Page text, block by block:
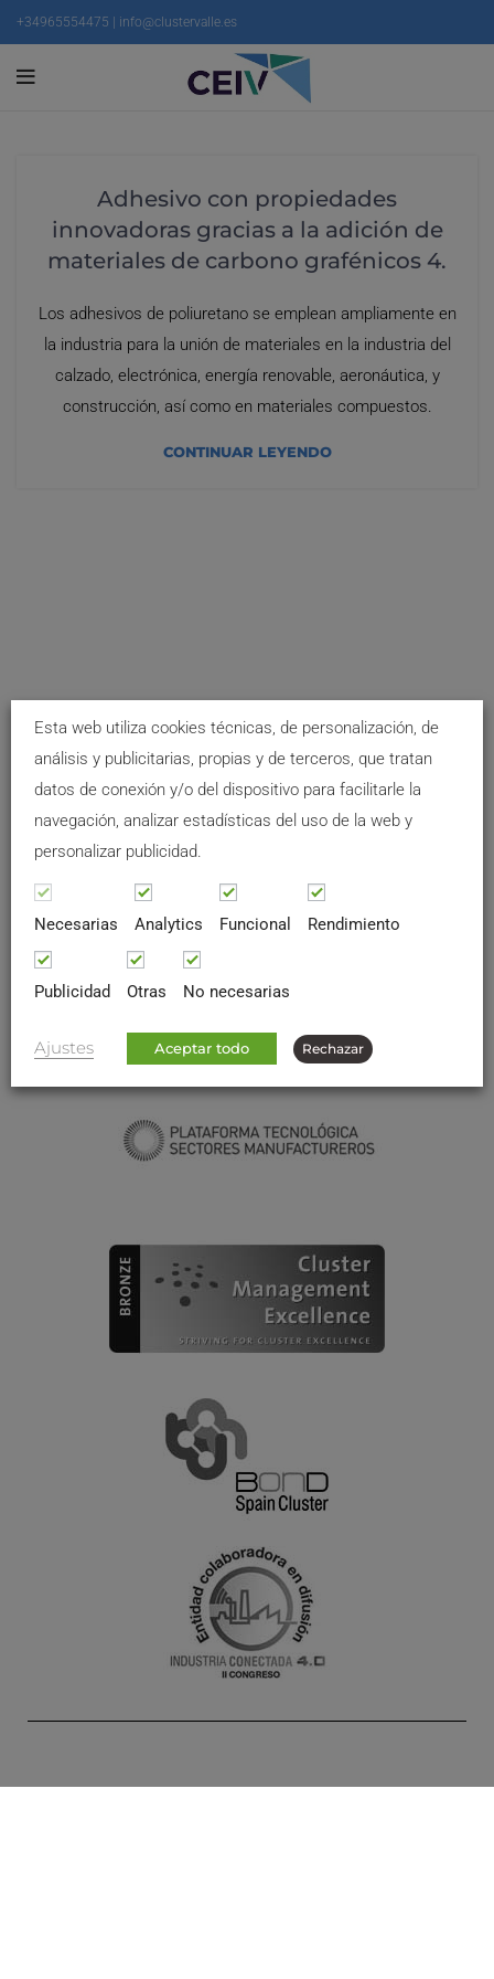
+34965554475 | info@clustervalle.es
Adhesivo con propiedades
innovadoras gracias a la adición de
materiales de carbono grafénicos 4.
Los adhesivos de poliuretano se emplean ampliamente en
la industria para la unión de materiales en la industria del
calzado, electrónica, energía renovable, aeronáutica, y
construcción, así como en materiales compuestos.
CONTINUAR LEYENDO
Esta web utiliza cookies técnicas, de personalización, de
análisis y publicitarias, propias y de terceros, que tratan
datos de conexión y/o del dispositivo para facilitarle la
navegación, analizar estadísticas del uso de la web y
personalizar publicidad.
Necesarias Analytics Funcional Rendimiento
Publicidad Otras No necesarias
Ajustes Aceptar todo Rechazar